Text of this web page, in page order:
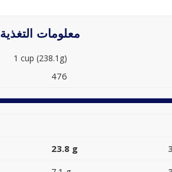
معلومات التغذية
1 cup (238.1g)
476
23.8 g